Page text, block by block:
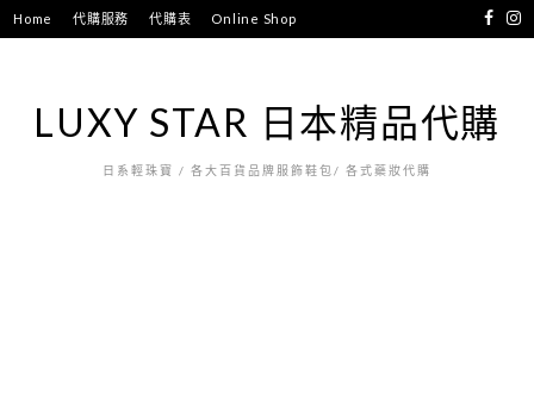
跳
至
Home 代購服務 代購表 Online Shop
LUXY STAR 日本精品代購
日系輕珠寶 / 各大百貨品牌服飾鞋包/ 各式藥妝代購